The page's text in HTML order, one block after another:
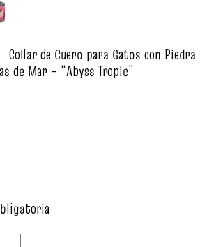
Collar de Cuero para Gatos con Piedra
de Mar – “Abyss Tropic”